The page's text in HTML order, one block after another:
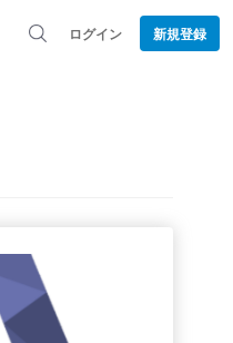
ログイン 新規登録